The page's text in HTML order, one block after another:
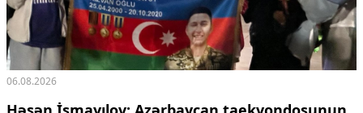
06.08.2026